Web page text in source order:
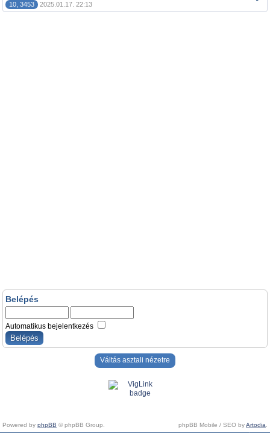
10, 3453 2025.01.17. 22:13
Belépés
Automatikus bejelentkezés
Váltás asztali nézetre
Powered by phpBB © phpBB Group. phpBB Mobile / SEO byArtodia.